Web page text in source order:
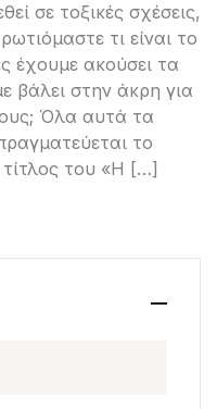
σε τοξικές σχέσεις,
τι είναι το
έχουμε ακούσει τα
βάλει στην άκρη για
Όλα αυτά τα
το
του «Η […]